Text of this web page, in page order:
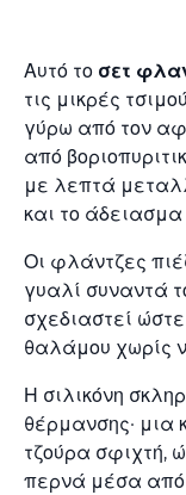
Αυτό το σετ
τις μικρές
γύρω από τον
από
με λεπτά
και το
Οι φλάντζες
γυαλί συναντά
σχεδιαστεί
θαλάμου χωρίς
Η σιλικόνη
θέρμανσης· μια
τζούρα σφιχτή,
περνά μέσα από